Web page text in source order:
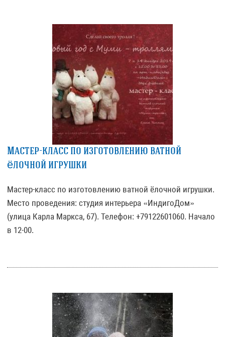
Мастер-класс по изготовлению ватной
ёлочной игрушки
Мастер-класс по изготовлению ватной ёлочной игрушки.
Место проведения: студия интерьера «ИндигоДом»
(улица Карла Маркса, 67). Телефон: +79122601060. Начало
в 12-00.